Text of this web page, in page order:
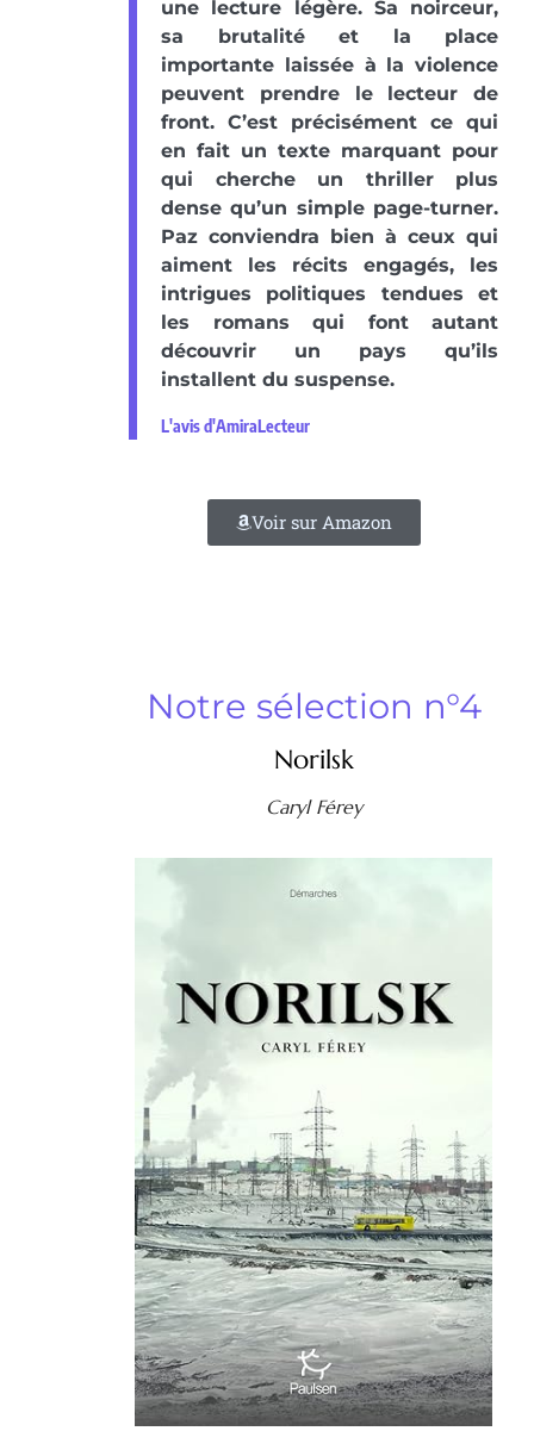
une lecture légère. Sa noirceur,
sa brutalité et la place
importante laissée à la violence
peuvent prendre le lecteur de
front. C’est précisément ce qui
en fait un texte marquant pour
qui cherche un thriller plus
dense qu’un simple page-turner.
Paz conviendra bien à ceux qui
aiment les récits engagés, les
intrigues politiques tendues et
les romans qui font autant
découvrir un pays qu’ils
installent du suspense.
L'avis d'AmiraLecteur
Voir sur Amazon
Notre sélection n°4
Norilsk
Caryl Férey